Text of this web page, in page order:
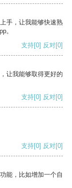
手，让我能够快速熟
。
支持[0] 反对[0]
让我能够取得更好的
支持[0] 反对[0]
支持[0] 反对[0]
能，比如增加一个自